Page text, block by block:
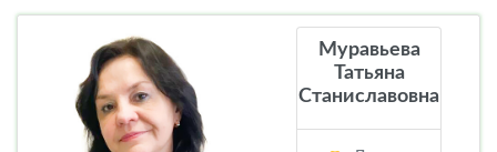
Муравьева
Татьяна
Станиславовна